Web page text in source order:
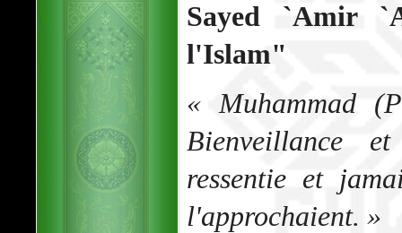
Sayed `Amir
l'Islam"
« Muhammad
Bienveillance
ressentie et
l'approchaient. »